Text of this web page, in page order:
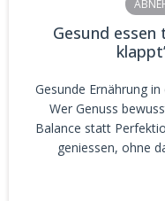
Gesund
Gesunde Ernährung
Wer Genuss
Balance statt
geniessen, ohne